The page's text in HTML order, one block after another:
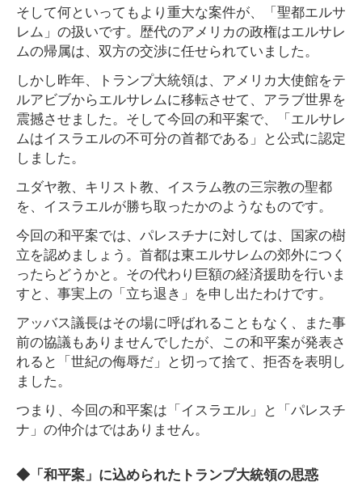
そして何といってもより重大な案件が、「聖都エルサ
レム」の扱いです。歴代のアメリカの政権はエルサレ
ムの帰属は、双方の交渉に任せられていました。
しかし昨年、トランプ大統領は、アメリカ大使館をテ
ルアビブからエルサレムに移転させて、アラブ世界を
震撼させました。そして今回の和平案で、「エルサレ
ムはイスラエルの不可分の首都である」と公式に認定
しました。
ユダヤ教、キリスト教、イスラム教の三宗教の聖都
を、イスラエルが勝ち取ったかのようなものです。
今回の和平案では、パレスチナに対しては、国家の樹
立を認めましょう。首都は東エルサレムの郊外につく
ったらどうかと。その代わり巨額の経済援助を行いま
すと、事実上の「立ち退き」を申し出たわけです。
アッバス議長はその場に呼ばれることもなく、また事
前の協議もありませんでしたが、この和平案が発表さ
れると「世紀の侮辱だ」と切って捨て、拒否を表明し
ました。
つまり、今回の和平案は「イスラエル」と「パレスチ
ナ」の仲介はではありません。
◆「和平案」に込められたトランプ大統領の思惑